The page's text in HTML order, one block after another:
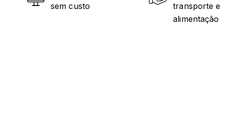
sem custo
transporte e
alimentação